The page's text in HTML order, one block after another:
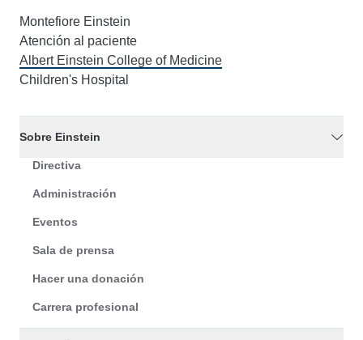
Montefiore Einstein
Atención al paciente
Albert Einstein College of Medicine
Children's Hospital
Sobre Einstein
Directiva
Administración
Eventos
Sala de prensa
Hacer una donación
Carrera profesional